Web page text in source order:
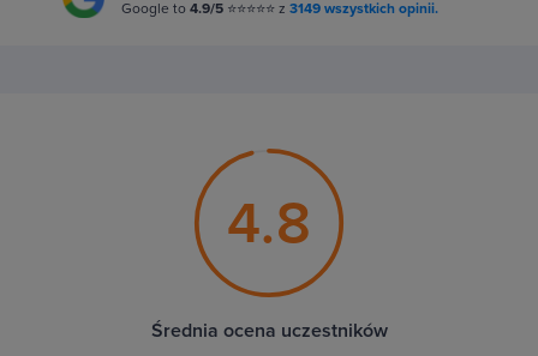
Google to 4.9/5 ⭐⭐⭐⭐⭐ z 3149 wszystkich opinii.
4.8
Średnia ocena uczestników